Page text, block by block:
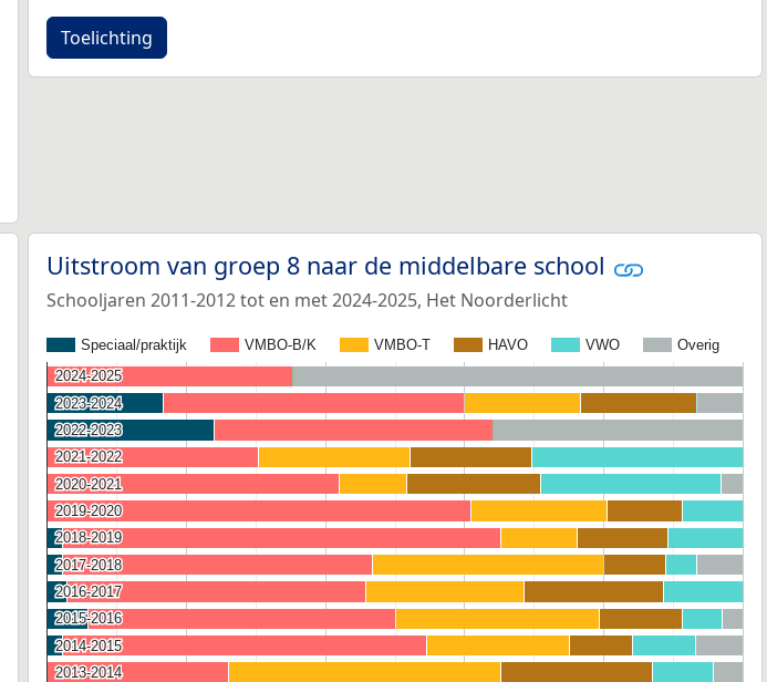
Toelichting
Uitstroom van groep 8 naar de middelbare school
Schooljaren 2011-2012 tot en met 2024-2025, Het Noorderlicht
Speciaal/praktijk VMBO-B/K VMBO-T HAVO VWO Overig
2024-2025
2024-2025
2023-2024
2023-2024
2022-2023
2022-2023
2021-2022
2021-2022
2020-2021
2020-2021
2019-2020
2019-2020
2018-2019
2018-2019
2017-2018
2017-2018
2016-2017
2016-2017
2015-2016
2015-2016
2014-2015
2014-2015
2013-2014
2013-2014